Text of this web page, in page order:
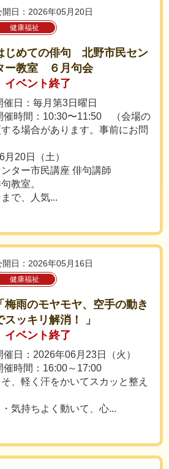
開日：2026年05月20日
健康福祉
じめての俳句 北野市民セン
ー教室 ６月句会
イベント終了
催日：毎月第3日曜日
催時間：10:30〜11:50 （会場の
る場合があります。事前にお問
20日（土）
ター市民講座 俳句講師
教室。
で、人気...
開日：2026年05月16日
健康福祉
「梅雨のモヤモヤ、空手の動き
スッキリ解消！ 」
イベント終了
催日：2026年06月23日（火）
催時間：16:00～17:00
、軽く汗をかいてスカッと整え
気持ちよく動いて、心...